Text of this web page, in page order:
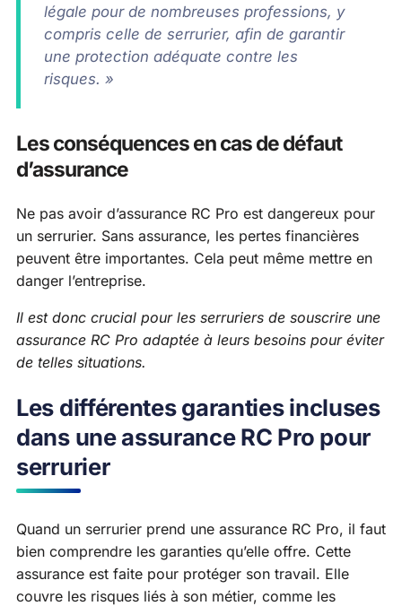
légale pour de nombreuses professions, y
compris celle de serrurier, afin de garantir
une protection adéquate contre les
risques. »
Les conséquences en cas de défaut
d’assurance
Ne pas avoir d’assurance RC Pro est dangereux pour
un serrurier. Sans assurance, les pertes financières
peuvent être importantes. Cela peut même mettre en
danger l’entreprise.
Il est donc crucial pour les serruriers de souscrire une
assurance RC Pro adaptée à leurs besoins pour éviter
de telles situations.
Les différentes garanties incluses
dans une assurance RC Pro pour
serrurier
Quand un serrurier prend une assurance RC Pro, il faut
bien comprendre les garanties qu’elle offre. Cette
assurance est faite pour protéger son travail. Elle
couvre les risques liés à son métier, comme les